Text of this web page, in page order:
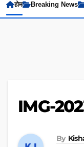
होम Breaking News
IMG-
By